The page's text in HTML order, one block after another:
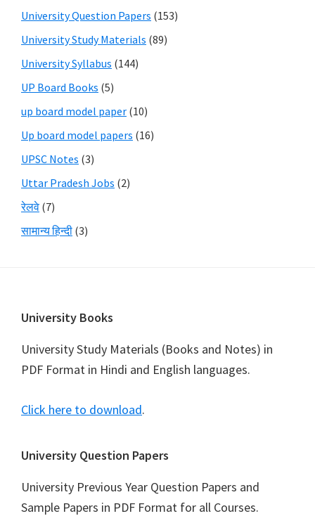
University Question Papers (153)
University Study Materials (89)
University Syllabus (144)
UP Board Books (5)
up board model paper (10)
Up board model papers (16)
UPSC Notes (3)
Uttar Pradesh Jobs (2)
रेलवे (7)
सामान्य हिन्दी (3)
Footer
University Books
University Study Materials (Books and Notes) in
PDF Format in Hindi and English languages.
Click here to download.
University Question Papers
University Previous Year Question Papers and
Sample Papers in PDF Format for all Courses.